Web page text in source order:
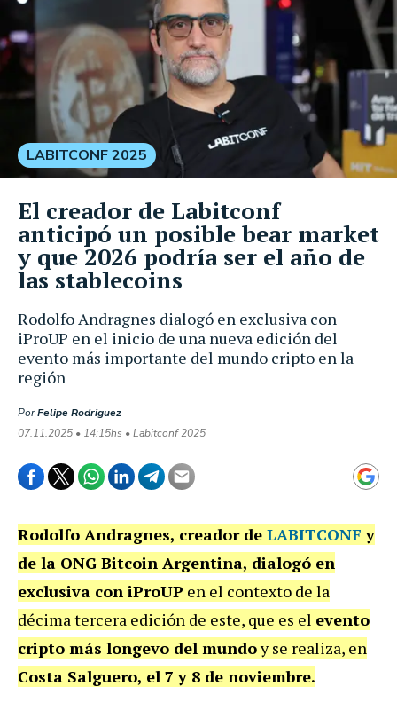
Rodolfo Andragnes dialogó en exclusiva con
iProUP en el inicio de una nueva edición del
evento más importante del mundo cripto en la
región
PorFelipe Rodriguez
07.11.2025 • 14:15hs • Labitconf 2025
LABITCONF 2025
El creador de Labitconf
anticipó un posible bear market
y que 2026 podría ser el año de
las stablecoins
Rodolfo Andragnes, creador de LABITCONF y
de la ONG Bitcoin Argentina, dialogó en
exclusiva con iProUP en el contexto de la
décima tercera edición de este, que es el evento
cripto más longevo del mundoy se realiza, en
Costa Salguero, el 7 y 8 de noviembre.